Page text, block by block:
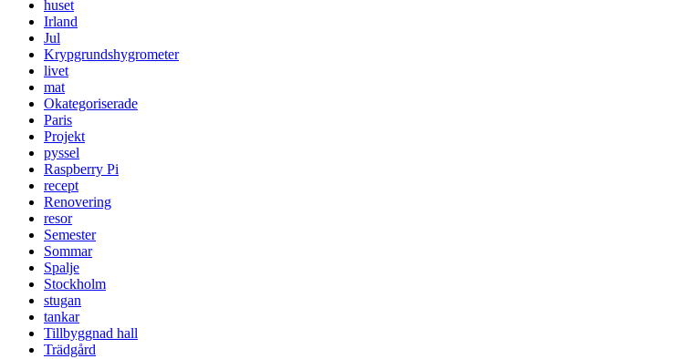
huset
Irland
Jul
Krypgrundshygrometer
livet
mat
Okategoriserade
Paris
Projekt
pyssel
Raspberry Pi
recept
Renovering
resor
Semester
Sommar
Spalje
Stockholm
stugan
tankar
Tillbyggnad hall
Trädgård